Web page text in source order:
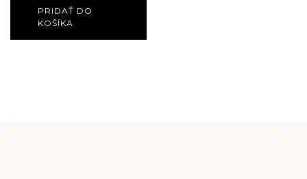
PRIDAŤ DO
KOŠÍKA